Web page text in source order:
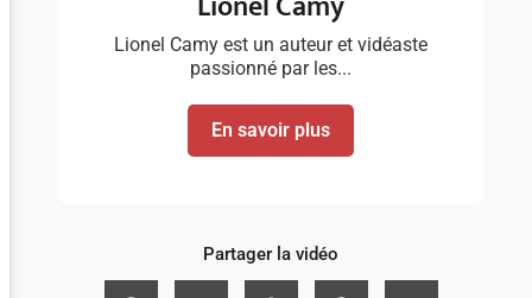
Lionel Camy est un auteur et vidéaste
passionné par les...
En savoir plus
Partager la vidéo